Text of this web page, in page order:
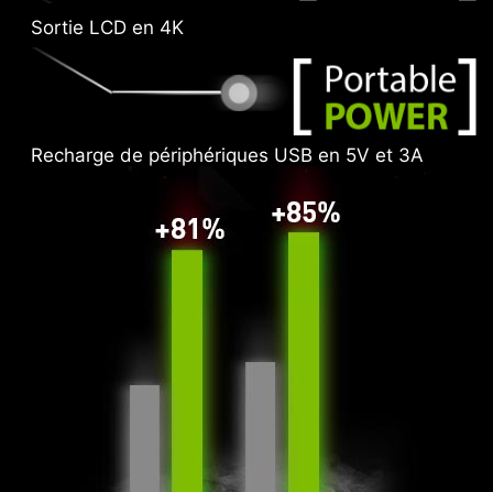
Sortie LCD en 4K
Recharge de périphériques USB en 5V et 3A